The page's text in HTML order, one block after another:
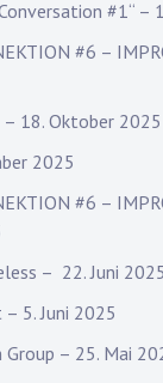
#1“ –
#6 –
18. Oktober 2025
2025
#6 –
– 22. Juni 2025
5. Juni 2025
Group – 25. Mai